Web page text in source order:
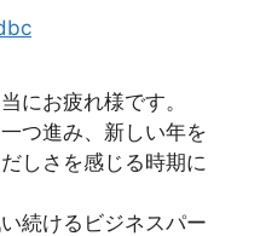
にお疲れ様です。
つ進み、新しい年を
しさを感じる時期に
続けるビジネスパー